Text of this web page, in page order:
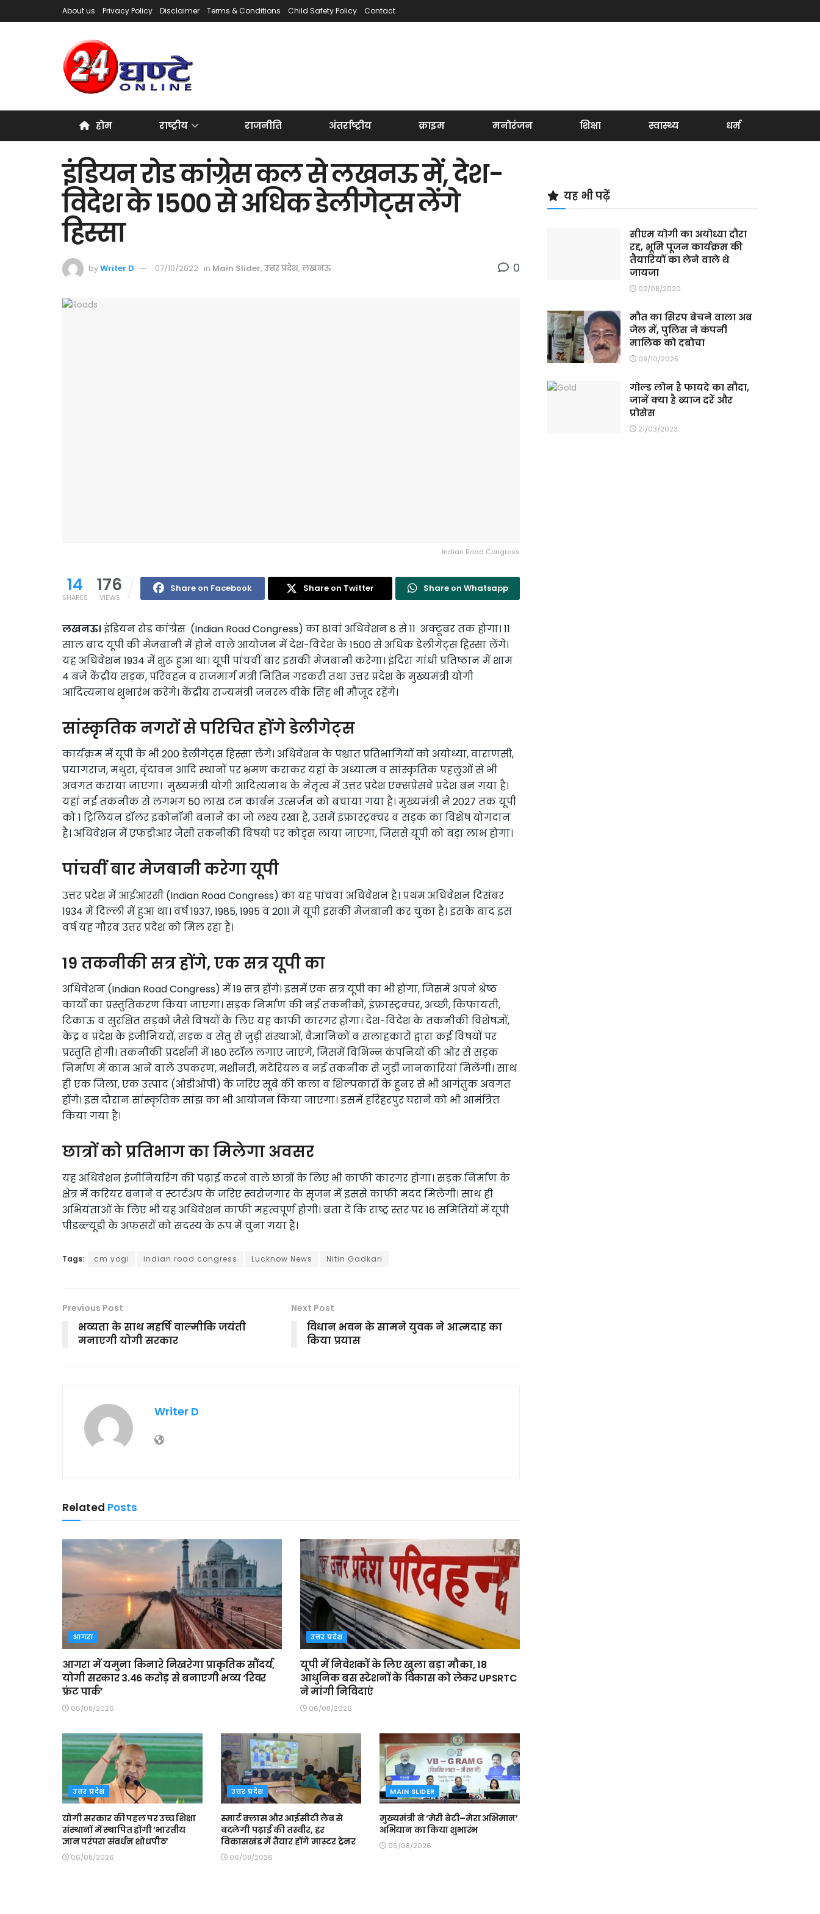
About us Privacy Policy Disclaimer Terms & Conditions Child Safety Policy Contact
होम राष्ट्रीय राजनीति अंतर्राष्ट्रीय क्राइम मनोरंजन शिक्षा स्वास्थ्य धर्म
इंडियन रोड कांग्रेस कल से लखनऊ में, देश-
विदेश के 1500 से अधिक डेलीगेट्स लेंगे
हिस्सा
byWriter D 07/10/2022 in Main Slider, उत्तर प्रदेश, लखनऊ 0
Indian Road Congress
14
SHARES
176
VIEWS
Share on Facebook Share on Twitter Share on Whatsapp
लखनऊ। इंडियन रोड कांग्रेस (Indian Road Congress) का 81वां अधिवेशन 8 से 11 अक्टूबर तक होगा। 11
साल बाद यूपी की मेजबानी में होने वाले आयोजन में देश-विदेश के 1500 से अधिक डेलीगेट्स हिस्सा लेंगे।
यह अधिवेशन 1934 में शुरू हुआ था। यूपी पांचवीं बार इसकी मेजबानी करेगा। इंदिरा गांधी प्रतिष्ठान में शाम
4 बजे केंद्रीय सड़क, परिवहन व राजमार्ग मंत्री नितिन गडकरी तथा उत्तर प्रदेश के मुख्यमंत्री योगी
आदित्यनाथ शुभारंभ करेंगे। केंद्रीय राज्यमंत्री जनरल वीके सिंह भी मौजूद रहेंगे।
सांस्कृतिक नगरों से परिचित होंगे डेलीगेट्स
कार्यक्रम में यूपी के भी 200 डेलीगेट्स हिस्सा लेंगे। अधिवेशन के पश्चात प्रतिभागियों को अयोध्या, वाराणसी,
प्रयागराज, मथुरा, वृंदावन आदि स्थानों पर भ्रमण कराकर यहां के अध्यात्म व सांस्कृतिक पहलुओं से भी
अवगत कराया जाएगा। मुख्यमंत्री योगी आदित्यनाथ के नेतृत्व में उत्तर प्रदेश एक्सप्रेसवे प्रदेश बन गया है।
यहां नई तकनीक से लगभग 50 लाख टन कार्बन उत्सर्जन को बचाया गया है। मुख्यमंत्री ने 2027 तक यूपी
को 1 ट्रिलियन डॉलर इकोनॉमी बनाने का जो लक्ष्य रखा है, उसमें इंफ्रास्ट्रक्चर व सड़क का विशेष योगदान
है। अधिवेशन में एफडीआर जैसी तकनीकी विषयों पर कोड्स लाया जाएगा, जिससे यूपी को बड़ा लाभ होगा।
पांचवीं बार मेजबानी करेगा यूपी
उत्तर प्रदेश में आईआरसी (Indian Road Congress) का यह पांचवां अधिवेशन है। प्रथम अधिवेशन दिसंबर
1934 में दिल्ली में हुआ था। वर्ष 1937, 1985, 1995 व 2011 में यूपी इसकी मेजबानी कर चुका है। इसके बाद इस
वर्ष यह गौरव उत्तर प्रदेश को मिल रहा है।
19 तकनीकी सत्र होंगे, एक सत्र यूपी का
अधिवेशन (Indian Road Congress) में 19 सत्र होंगे। इसमें एक सत्र यूपी का भी होगा, जिसमें अपने श्रेष्ठ
कार्यों का प्रस्तुतिकरण किया जाएगा। सड़क निर्माण की नई तकनीकों, इंफ्रास्ट्रक्चर, अच्छी, किफायती,
टिकाऊ व सुरक्षित सड़कों जैसे विषयों के लिए यह काफी कारगर होगा। देश-विदेश के तकनीकी विशेषज्ञों,
केंद्र व प्रदेश के इंजीनियरों, सड़क व सेतु से जुड़ी संस्थाओं, वैज्ञानिकों व सलाहकारों द्वारा कई विषयों पर
प्रस्तुति होगी। तकनीकी प्रदर्शनी में 180 स्टॉल लगाए जाएंगे, जिसमें विभिन्न कंपनियों की ओर से सड़क
निर्माण में काम आने वाले उपकरण, मशीनरी, मटेरियल व नई तकनीक से जुड़ी जानकारियां मिलेंगी। साथ
ही एक जिला, एक उत्पाद (ओडीओपी) के जरिए सूबे की कला व शिल्पकारों के हुनर से भी आगंतुक अवगत
होंगे। इस दौरान सांस्कृतिक सांझ का भी आयोजन किया जाएगा। इसमें हरिहरपुर घराने को भी आमंत्रित
किया गया है।
छात्रों को प्रतिभाग का मिलेगा अवसर
यह अधिवेशन इंजीनियरिंग की पढ़ाई करने वाले छात्रों के लिए भी काफी कारगर होगा। सड़क निर्माण के
क्षेत्र में करियर बनाने व स्टार्टअप के जरिए स्वरोजगार के सृजन में इससे काफी मदद मिलेगी। साथ ही
अभियंताओं के लिए भी यह अधिवेशन काफी महत्वपूर्ण होगी। बता दें कि राष्ट्र स्तर पर 16 समितियों में यूपी
पीडब्ल्यूडी के अफसरों को सदस्य के रूप में चुना गया है।
Tags: cm yogi indian road congress Lucknow News Nitin Gadkari
Previous Post
भव्यता के साथ महर्षि वाल्मीकि जयंती
मनाएगी योगी सरकार
Next Post
विधान भवन के सामने युवक ने आत्मदाह का
किया प्रयास
Writer D
Related Posts
आगरा
आगरा में यमुना किनारे निखरेगा प्राकृतिक सौंदर्य,
योगी सरकार 3.46 करोड़ से बनाएगी भव्य ‘रिवर
फ्रंट पार्क’
06/08/2026
उत्तर प्रदेश
यूपी में निवेशकों के लिए खुला बड़ा मौका, 18
आधुनिक बस स्टेशनों के विकास को लेकर UPSRTC
ने मांगी निविदाएं
06/08/2026
उत्तर प्रदेश
योगी सरकार की पहल पर उच्च शिक्षा
संस्थानों में स्थापित होंगी ‘भारतीय
ज्ञान परंपरा संवर्धन शोधपीठ’
06/08/2026
उत्तर प्रदेश
स्मार्ट क्लास और आईसीटी लैब से
बदलेगी पढ़ाई की तस्वीर, हर
विकासखंड में तैयार होंगे मास्टर ट्रेनर
06/08/2026
MAIN SLIDER
मुख्यमंत्री ने ‘मेरी बेटी–मेरा अभिमान’
अभियान का किया शुभारंभ
06/08/2026
यह भी पढ़ें
सीएम योगी का अयोध्या दौरा
रद्द, भूमि पूजन कार्यक्रम की
तैयारियों का लेने वाले थे
जायजा
02/08/2020
मौत का सिरप बेचने वाला अब
जेल में, पुलिस ने कंपनी
मालिक को दबोचा
09/10/2025
गोल्ड लोन है फायदे का सौदा,
जानें क्या है ब्याज दरें और
प्रोसेस
21/03/2023